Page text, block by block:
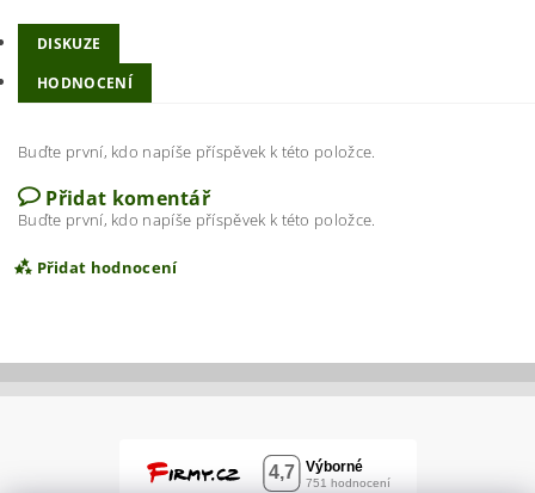
DISKUZE
HODNOCENÍ
Buďte první, kdo napíše příspěvek k této položce.
Přidat komentář
Buďte první, kdo napíše příspěvek k této položce.
Přidat hodnocení